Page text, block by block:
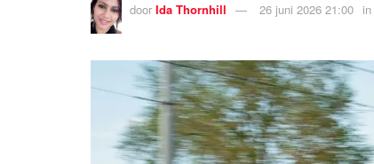
door Ida Thornhill 26 juni 2026 21:00 in